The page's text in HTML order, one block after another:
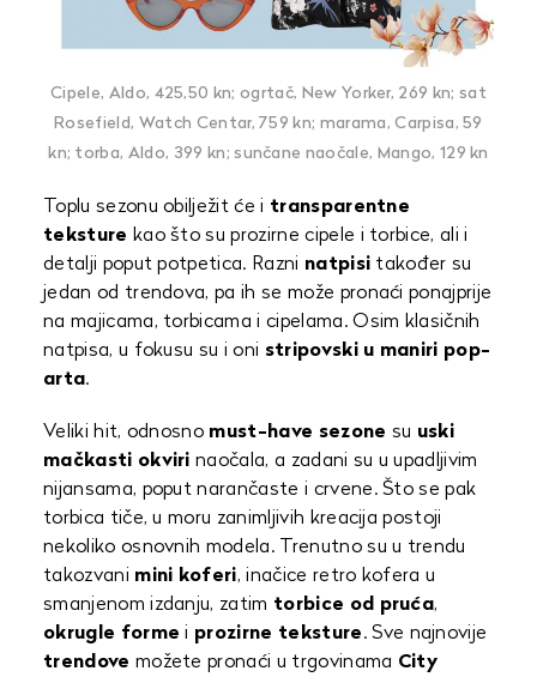
Cipele, Aldo, 425,50 kn; ogrtač, New Yorker, 269 kn; sat
Rosefield, Watch Centar, 759 kn; marama, Carpisa, 59
kn; torba, Aldo, 399 kn; sunčane naočale, Mango, 129 kn
Toplu sezonu obilježit će i transparentne
teksture kao što su prozirne cipele i torbice, ali i
detalji poput potpetica. Razni natpisi također su
jedan od trendova, pa ih se može pronaći ponajprije
na majicama, torbicama i cipelama. Osim klasičnih
natpisa, u fokusu su i oni stripovski u maniri pop-
arta.
Veliki hit, odnosno must-have sezone su uski
mačkasti okviri naočala, a zadani su u upadljivim
nijansama, poput narančaste i crvene. Što se pak
torbica tiče, u moru zanimljivih kreacija postoji
nekoliko osnovnih modela. Trenutno su u trendu
takozvani mini koferi, inačice retro kofera u
smanjenom izdanju, zatim torbice od pruća,
okrugle forme i prozirne teksture. Sve najnovije
trendove možete pronaći u trgovinama City